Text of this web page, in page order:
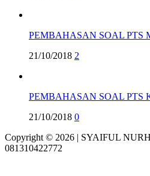
PEMBAHASAN SOAL PTS
21/10/2018 2
PEMBAHASAN SOAL PTS
21/10/2018 0
Copyright © 2026 | SYAIFUL
081310422772